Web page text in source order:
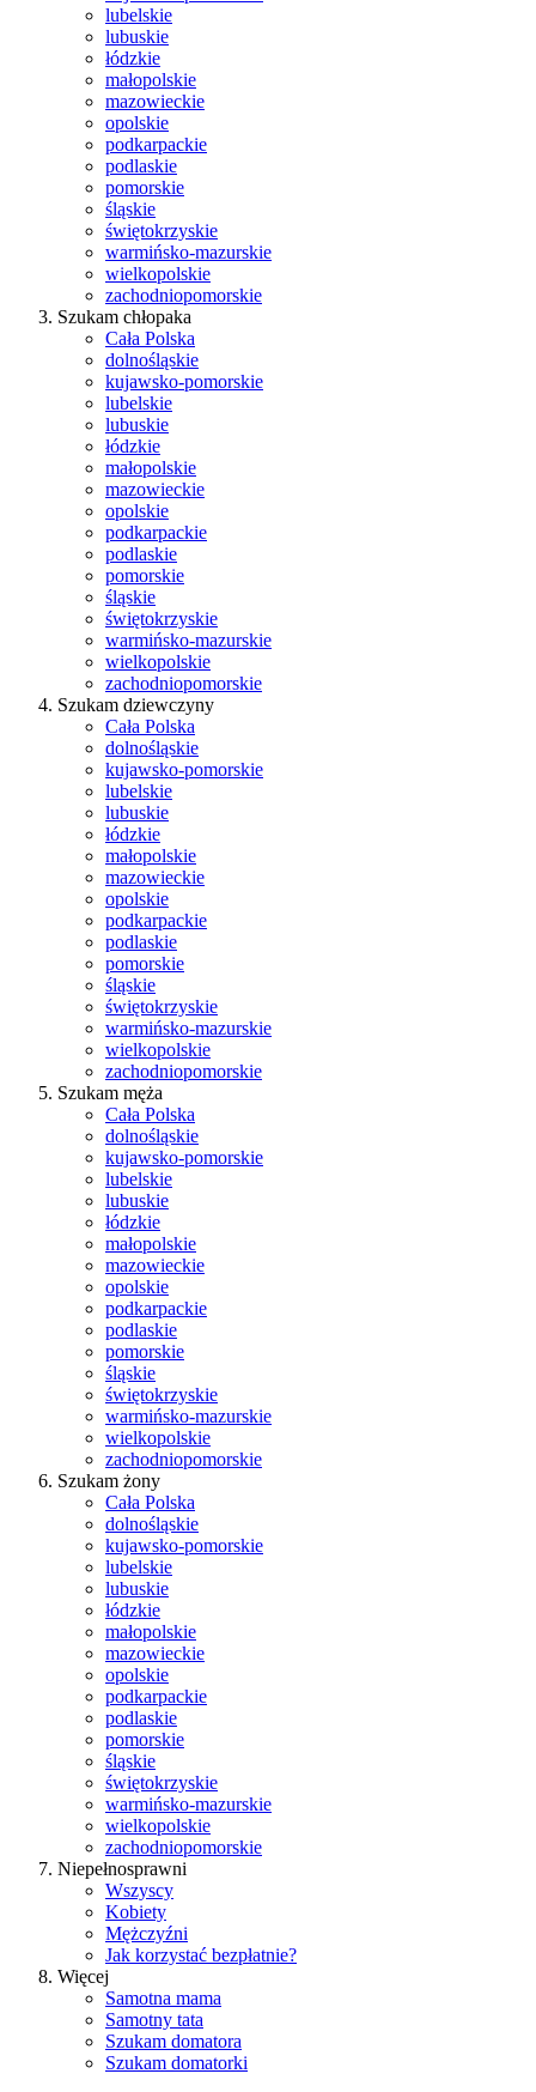
lubelskie
lubuskie
łódzkie
małopolskie
mazowieckie
opolskie
podkarpackie
podlaskie
pomorskie
śląskie
świętokrzyskie
warmińsko-mazurskie
wielkopolskie
zachodniopomorskie
Szukam chłopaka
Cała Polska
dolnośląskie
kujawsko-pomorskie
lubelskie
lubuskie
łódzkie
małopolskie
mazowieckie
opolskie
podkarpackie
podlaskie
pomorskie
śląskie
świętokrzyskie
warmińsko-mazurskie
wielkopolskie
zachodniopomorskie
Szukam dziewczyny
Cała Polska
dolnośląskie
kujawsko-pomorskie
lubelskie
lubuskie
łódzkie
małopolskie
mazowieckie
opolskie
podkarpackie
podlaskie
pomorskie
śląskie
świętokrzyskie
warmińsko-mazurskie
wielkopolskie
zachodniopomorskie
Szukam męża
Cała Polska
dolnośląskie
kujawsko-pomorskie
lubelskie
lubuskie
łódzkie
małopolskie
mazowieckie
opolskie
podkarpackie
podlaskie
pomorskie
śląskie
świętokrzyskie
warmińsko-mazurskie
wielkopolskie
zachodniopomorskie
Szukam żony
Cała Polska
dolnośląskie
kujawsko-pomorskie
lubelskie
lubuskie
łódzkie
małopolskie
mazowieckie
opolskie
podkarpackie
podlaskie
pomorskie
śląskie
świętokrzyskie
warmińsko-mazurskie
wielkopolskie
zachodniopomorskie
Niepełnosprawni
Wszyscy
Kobiety
Mężczyźni
Jak korzystać bezpłatnie?
Więcej
Samotna mama
Samotny tata
Szukam domatora
Szukam domatorki